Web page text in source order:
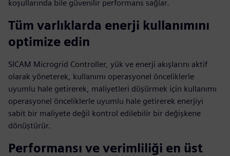
koşullarında bile güvenilir performans sağlar.
Tüm varlıklarda enerji kullanımını
optimize edin
SICAM Microgrid Controller, yük ve enerji akışlarını aktif
olarak yöneterek, kullanımı operasyonel önceliklerle
uyumlu hale getirerek, maliyetleri düşürmek için kullanımı
operasyonel önceliklerle uyumlu hale getirerek enerjiyi
sabit bir maliyete değil kontrol edilebilir bir değişkene
dönüştürür.
Performansı ve verimliliği en üst